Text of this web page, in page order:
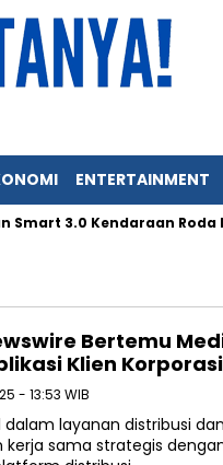
ENTERTAINMENT
3.0 Kendaraan Roda
Bertemu
Klien Korporasi
- 13:53 WIB
dalam layanan distribusi
sama strategis